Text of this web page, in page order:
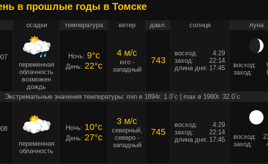
в прошлые годы в Томске
осадки температура ветер давл. солнце луна
переменная
облачность
возможен
дождь
Ночь: 9°c
День: 22°c
4 м/c
юго -
западный
743
восход:
4:29
заход:
22:14
длина дня: 17:45 восход:
заход:
Экстремальные значения температуры: min в 1894г. 1.0`c | max в 1980г. 32.0`c
переменная
облачность
Ночь: 10°c
День: 27°c
3 м/c
северный,
северо -
западный
745
восход:
4:29
заход:
22:14
длина дня: 17:45 восход:
заход: